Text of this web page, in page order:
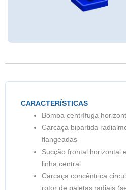
CARACTERÍSTICAS
Bomba centrífuga
Carcaça bipartida
flangeadas
Sucção frontal horizontal
linha central
Carcaça concêntrica
rotor de paletas radiais